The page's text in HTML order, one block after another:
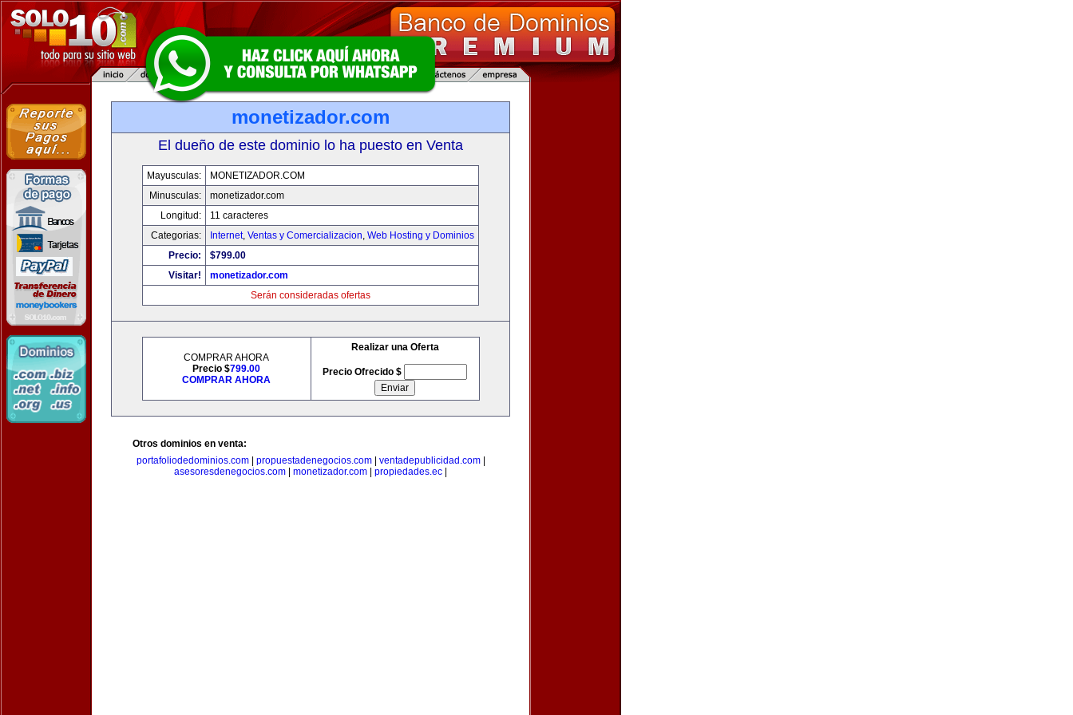
monetizador.com
El dueño de este dominio lo ha puesto en Venta
Mayusculas:
MONETIZADOR.COM
Minusculas:
monetizador.com
Longitud:
11 caracteres
Categorias:
Internet, Ventas y Comercializacion, Web Hosting y Dominios
Precio:
$799.00
Visitar!
monetizador.com
Serán consideradas ofertas
COMPRAR AHORA
Precio $799.00
COMPRAR AHORA
Realizar una Oferta
Precio Ofrecido $
Otros dominios en venta:
portafoliodedominios.com| propuestadenegocios.com| ventadepublicidad.com|
asesoresdenegocios.com
monetizador.com propiedades.ec